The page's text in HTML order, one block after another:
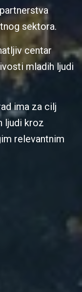
sektora.
centar
mladih ljudi
ima za cilj
ljudi kroz
relevantnim